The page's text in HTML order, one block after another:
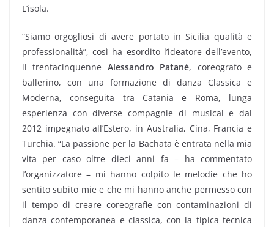
L’isola.
“Siamo orgogliosi di avere portato in Sicilia qualità e
professionalità”, così ha esordito l’ideatore dell’evento,
il trentacinquenne Alessandro Patanè, coreografo e
ballerino, con una formazione di danza Classica e
Moderna, conseguita tra Catania e Roma, lunga
esperienza con diverse compagnie di musical e dal
2012 impegnato all’Estero, in Australia, Cina, Francia e
Turchia. “La passione per la Bachata è entrata nella mia
vita per caso oltre dieci anni fa – ha commentato
l’organizzatore – mi hanno colpito le melodie che ho
sentito subito mie e che mi hanno anche permesso con
il tempo di creare coreografie con contaminazioni di
danza contemporanea e classica, con la tipica tecnica